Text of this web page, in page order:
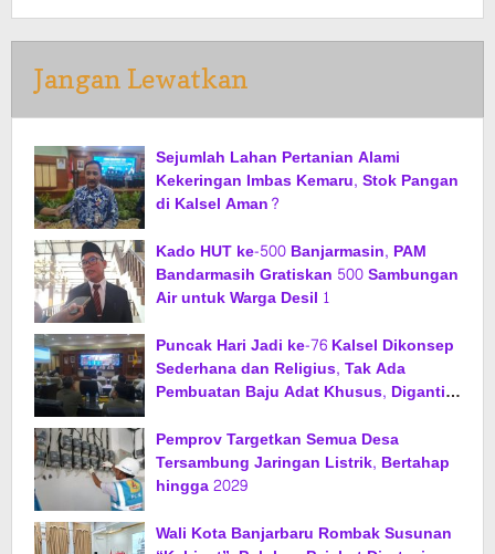
Jangan Lewatkan
Sejumlah Lahan Pertanian Alami
Kekeringan Imbas Kemaru, Stok Pangan
di Kalsel Aman?
Kado HUT ke-500 Banjarmasin, PAM
Bandarmasih Gratiskan 500 Sambungan
Air untuk Warga Desil 1
Puncak Hari Jadi ke-76 Kalsel Dikonsep
Sederhana dan Religius, Tak Ada
Pembuatan Baju Adat Khusus, Diganti
Pemprov Targetkan Semua Desa
Tersambung Jaringan Listrik, Bertahap
hingga 2029
Wali Kota Banjarbaru Rombak Susunan